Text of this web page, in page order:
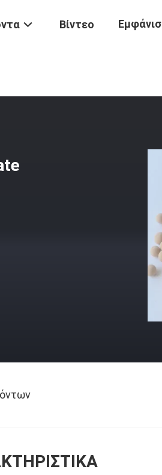
Βίντεο
Κόσκινων Aluminosilicate 3A Για Την